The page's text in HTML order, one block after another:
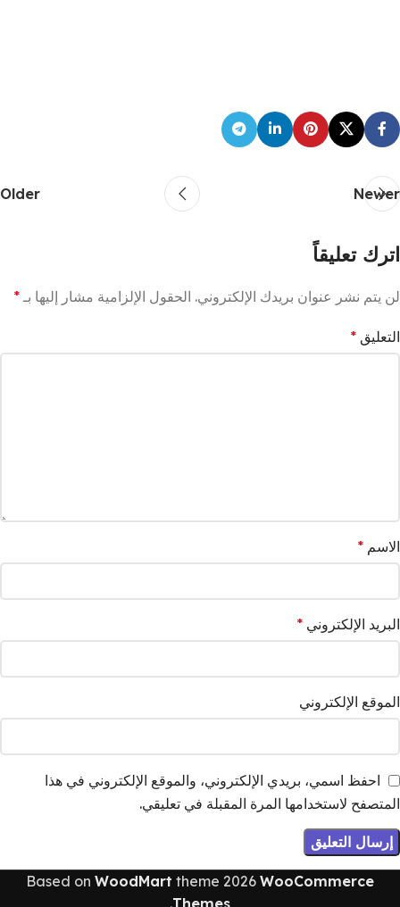
Newer
Older
اترك تعليقاً
لن يتم نشر عنوان بريدك الإلكتروني. الحقول الإلزامية مشار إليها بـ *
التعليق *
الاسم *
البريد الإلكتروني *
الموقع الإلكتروني
احفظ اسمي، بريدي الإلكتروني، والموقع الإلكتروني في هذا
المتصفح لاستخدامها المرة المقبلة في تعليقي.
Based on WoodMart theme 2026 WooCommerce